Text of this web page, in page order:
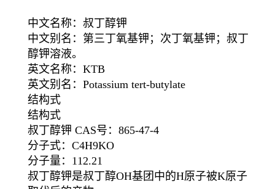
中文名称：叔丁醇钾
中文别名：第三丁氧基钾；次丁氧基钾；叔丁
醇钾溶液。
英文名称：KTB
英文别名：Potassium tert-butylate
结构式
结构式
叔丁醇钾 CAS号：865-47-4
分子式：C4H9KO
分子量：112.21
叔丁醇钾是叔丁醇OH基团中的H原子被K原子